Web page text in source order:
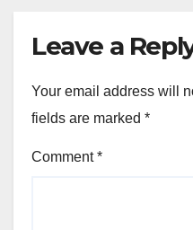
Leave a
Your email address will
fields are marked *
Comment*